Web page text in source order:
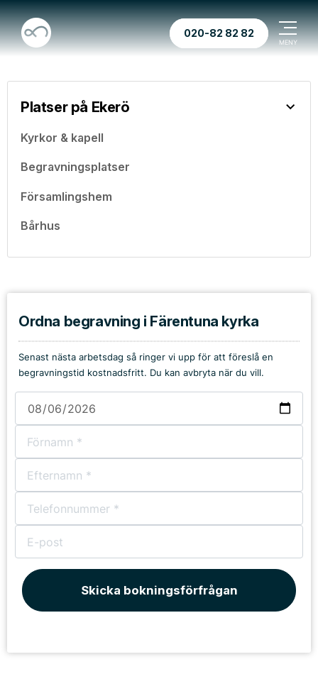
020-82 82 82
Platser på Ekerö
Kyrkor & kapell
Begravningsplatser
Församlingshem
Bårhus
Ordna begravning i Färentuna kyrka
Senast nästa arbetsdag så ringer vi upp för att föreslå en
begravningstid kostnadsfritt. Du kan avbryta när du vill.
Skicka bokningsförfrågan